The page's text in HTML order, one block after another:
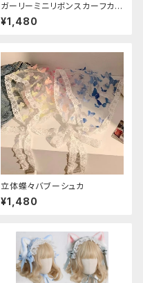
ガーリーミニリボンスカーフカチ
ューシャ
¥1,480
立体蝶々バブーシュカ
¥1,480